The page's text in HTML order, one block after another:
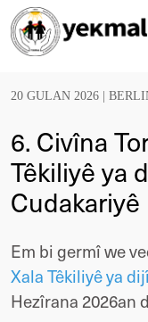
20 GULAN 2026 |
6. Civîna
Têkiliyê ya
Cudakariyê
Xala Têkiliyê ya
Hezîrana 2026an